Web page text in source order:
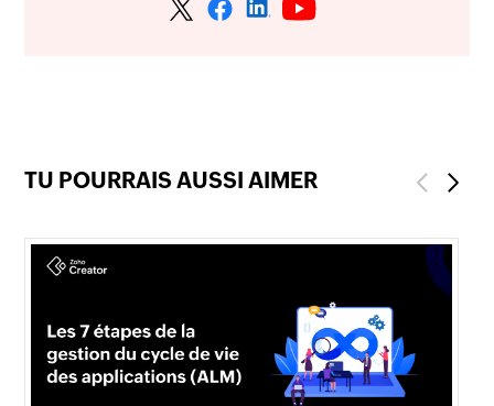
TU POURRAIS AUSSI AIMER PreviousNext